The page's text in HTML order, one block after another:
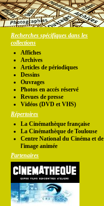
Recherches spécifiques dans les
collections
Affiches
Archives
Articles de périodiques
Dessins
Ouvrages
Photos en accés réservé
Revues de presse
Vidéos (DVD et VHS)
Répertoires
La Cinémathèque française
La Cinémathèque de Toulouse
Centre National du Cinéma et de
l'image animée
Partenaires